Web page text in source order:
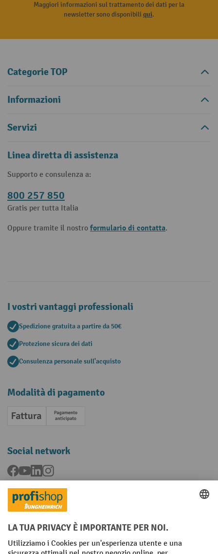
Maggiori informazioni sul trattamento dei dati per la
newsletter sono disponibili qui.
Categorie TOP
Informazioni
Servizi
Linea diretta di assistenza
Supporto e consulenza a:
800 257 850
Gratis per tutta Italia
Oppure tramite il nostro formulario di contatta.
I vostri vantaggi professionali
Spedizione gratuita a partire da 50€
Protezione sicura dei dati
Consulenza personale sull'acquisto
Modalità di pagamento
Fattura Pagamento anticipato
Social network
Facebook
YouTubeLinkedInInstagram
Condizioni Generali di Vendita
Dichiarazione di protezione dei dati Impronta